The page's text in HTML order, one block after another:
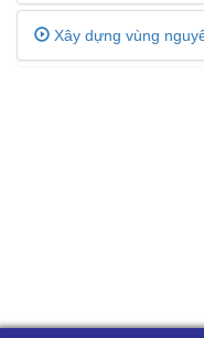
Xây dựng vùng